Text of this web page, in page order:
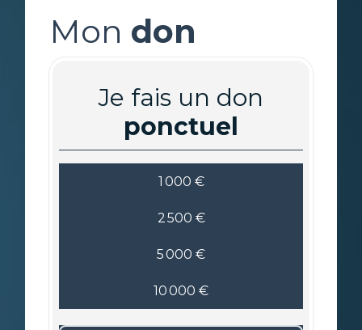
Mon don
Je fais un don
ponctuel
1 000 €
2 500 €
5 000 €
10 000 €